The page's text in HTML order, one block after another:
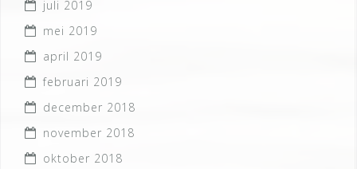
juli 2019
mei 2019
april 2019
februari 2019
december 2018
november 2018
oktober 2018